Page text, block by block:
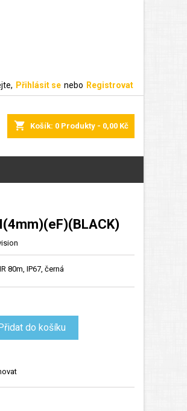
Přihlásit se nebo Registrovat
shopping_cart Košík: 0 Produkty - 0,00 Kč
80m, IP67, černá
do košíku